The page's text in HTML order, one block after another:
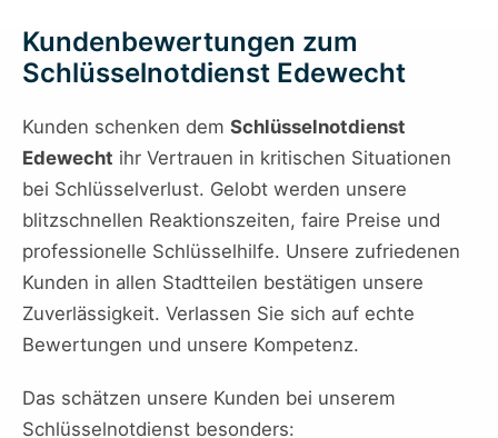
Kundenbewertungen zum
Schlüsselnotdienst Edewecht
Kunden schenken dem Schlüsselnotdienst
Edewecht ihr Vertrauen in kritischen Situationen
bei Schlüsselverlust. Gelobt werden unsere
blitzschnellen Reaktionszeiten, faire Preise und
professionelle Schlüsselhilfe. Unsere zufriedenen
Kunden in allen Stadtteilen bestätigen unsere
Zuverlässigkeit. Verlassen Sie sich auf echte
Bewertungen und unsere Kompetenz.
Das schätzen unsere Kunden bei unserem
Schlüsselnotdienst besonders: